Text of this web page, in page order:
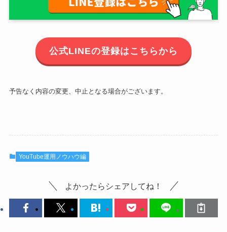
公式LINEの登録はこちらから
予告なく内容の変更、中止となる場合がございます。
YouTube運用ノウハウ編
よかったらシェアしてね！